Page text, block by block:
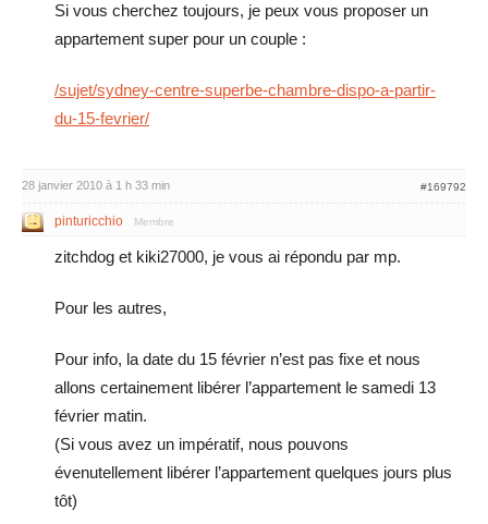
Si vous cherchez toujours, je peux vous proposer un
appartement super pour un couple :
/sujet/sydney-centre-superbe-chambre-dispo-a-partir-
du-15-fevrier/
28 janvier 2010 à 1 h 33 min #169792
pinturicchio Membre
zitchdog et kiki27000, je vous ai répondu par mp.
Pour les autres,
Pour info, la date du 15 février n’est pas fixe et nous
allons certainement libérer l’appartement le samedi 13
février matin.
(Si vous avez un impératif, nous pouvons
évenutellement libérer l’appartement quelques jours plus
tôt)